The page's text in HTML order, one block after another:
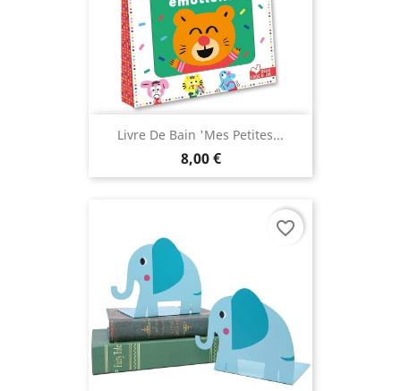
Livre De Bain 'Mes Petites...
8,00 €
favorite_border